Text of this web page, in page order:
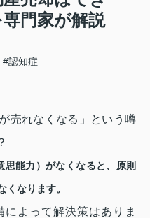
門家が解説
#認知症
売れなくなる」という噂
思能力）がなくなると、原則
くなります。
よって解決策はありま